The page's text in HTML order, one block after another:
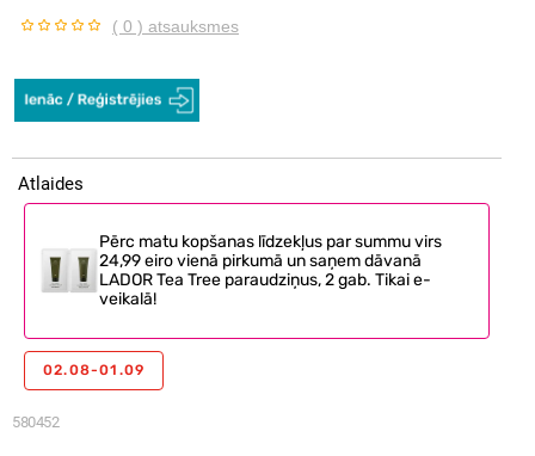
( 0 ) atsauksmes
580452
Atlaides
Pērc matu kopšanas līdzekļus par summu virs
24,99 eiro vienā pirkumā un saņem dāvanā
LADOR Tea Tree paraudziņus, 2 gab. Tikai e-
veikalā!
02.08-01.09